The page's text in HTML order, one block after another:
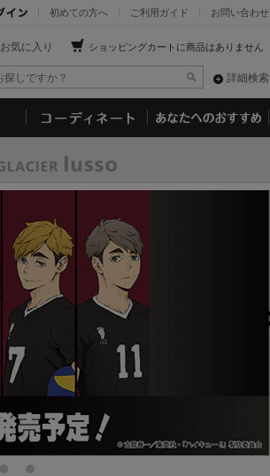
お問い合わせ
ご利用ガイド
初めての方へ
ショッピングカートに商品はありません
お気に入り
詳細検索